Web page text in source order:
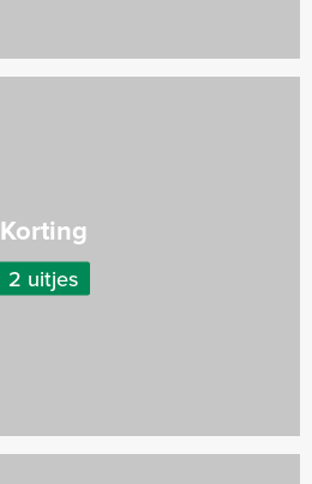
Korting
2 uitjes